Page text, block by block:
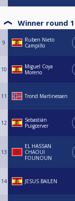
Winner round 1
9
Ruben Nieto
Campillo
10
Miguel Coya
Moreno
11 Trond Martinessen
12
Sebastián
Puigcerver
13
EL HASSAN
CHAOUI
FOUNOUN
14 JESUS BAILEN